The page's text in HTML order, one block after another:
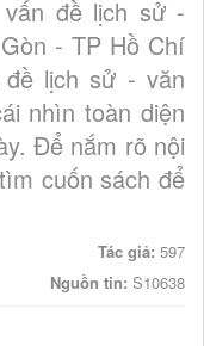
đề lịch sử -
- TP Hồ Chí
lịch sử - văn
nhìn toàn diện
Để nắm rõ nội
cuốn sách để
Tác giả: 597
Nguồn tin: S10638